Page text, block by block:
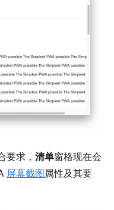
要求， 清单窗格现在会
屏幕截图属性及其要